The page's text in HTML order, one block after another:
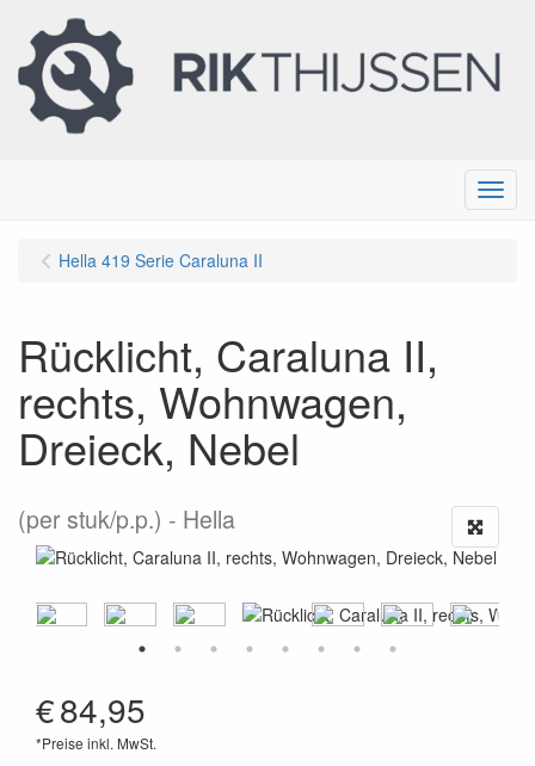
Menu
Hella 419 Serie Caraluna II
Rücklicht, Caraluna II,
rechts, Wohnwagen,
Dreieck, Nebel
(per stuk/p.p.) Hella
€84,95
*Preise inkl. MwSt.